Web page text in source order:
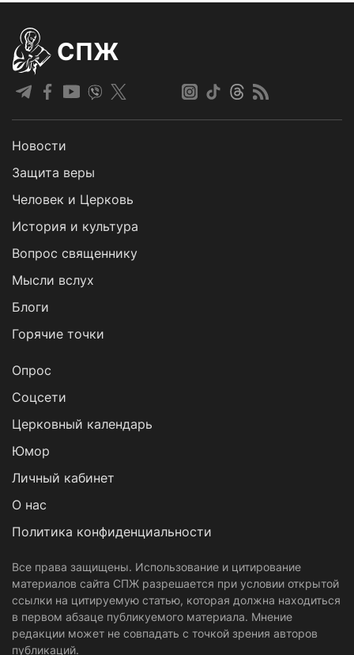
СПЖ
Новости
Защита веры
Человек и Церковь
История и культура
Вопрос священнику
Мысли вслух
Блоги
Горячие точки
Опрос
Cоцсети
Церковный календарь
Юмор
Личный кабинет
О нас
Политика конфиденциальности
Все права защищены. Использование и цитирование
материалов сайта СПЖ разрешается при условии открытой
ссылки на цитируемую статью, которая должна находиться
в первом абзаце публикуемого материала. Мнение
редакции может не совпадать с точкой зрения авторов
публикаций.